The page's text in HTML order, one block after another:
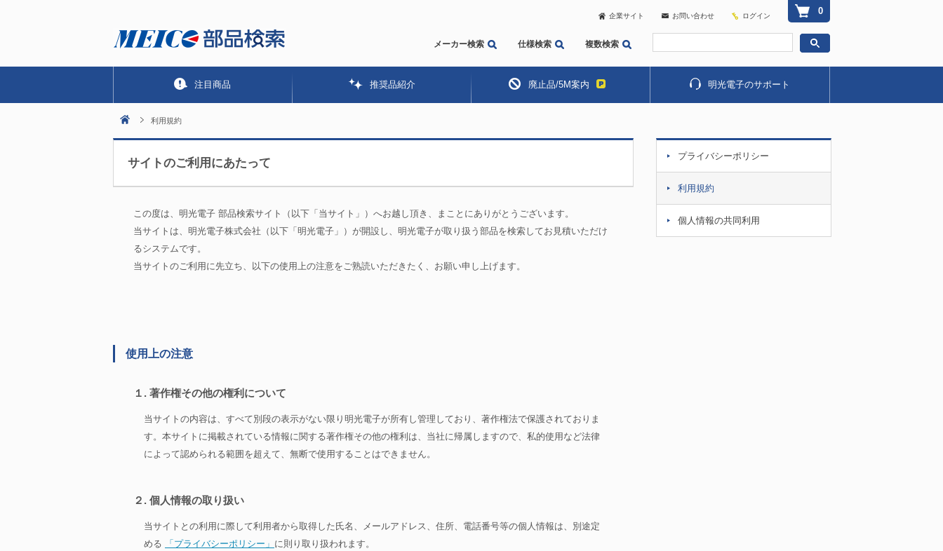
企業サイト お問い合わせ ログイン 0
メーカー検索 仕様検索 複数検索
注目商品 推奨品紹介 廃止品/5M案内 明光電子のサポート
利用規約
サイトのご利用にあたって
この度は、明光電子 部品検索サイト（以下「当サイト」）へお越し頂き、まことにありがとうございます。
当サイトは、明光電子株式会社（以下「明光電子」）が開設し、明光電子が取り扱う部品を検索してお見積いただけ
るシステムです。
当サイトのご利用に先立ち、以下の使用上の注意をご熟読いただきたく、お願い申し上げます。
使用上の注意
１. 著作権その他の権利について
当サイトの内容は、すべて別段の表示がない限り明光電子が所有し管理しており、著作権法で保護されておりま
す。本サイトに掲載されている情報に関する著作権その他の権利は、当社に帰属しますので、私的使用など法律
によって認められる範囲を超えて、無断で使用することはできません。
２. 個人情報の取り扱い
当サイトとの利用に際して利用者から取得した氏名、メールアドレス、住所、電話番号等の個人情報は、別途定
める
「プライバシーポリシー」 に則り取り扱われます。
プライバシーポリシー
利用規約
個人情報の共同利用